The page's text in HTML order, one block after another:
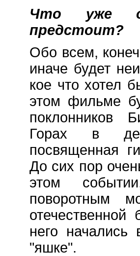
Что уже
предстоит?
Обо всем,
иначе будет
кое что хотел
этом фильме
поклонников
Горах в
посвященная
До сих пор
этом
поворотным
него начались
"яшке".